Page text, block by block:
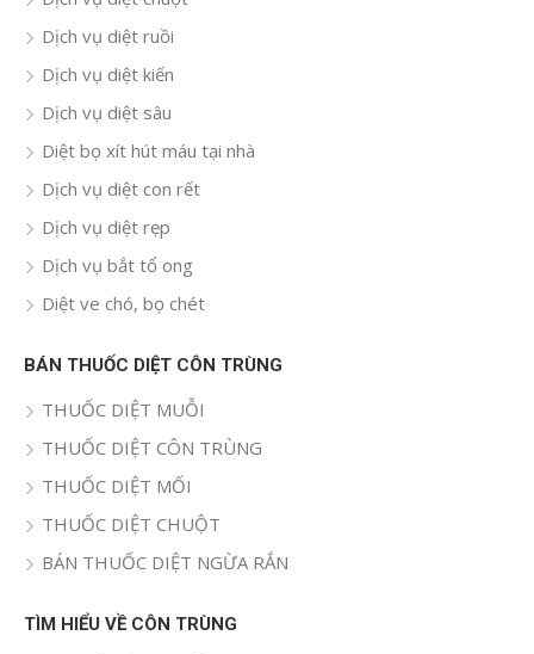
Dịch vụ diệt ruồi
Dịch vụ diệt kiến
Dịch vụ diệt sâu
Diệt bọ xít hút máu tại nhà
Dịch vụ diệt con rết
Dịch vụ diệt rẹp
Dịch vụ bắt tổ ong
Diệt ve chó, bọ chét
BÁN THUỐC DIỆT CÔN TRÙNG
THUỐC DIỆT MUỖI
THUỐC DIỆT CÔN TRÙNG
THUỐC DIỆT MỐI
THUỐC DIỆT CHUỘT
BÁN THUỐC DIỆT NGỪA RẮN
TÌM HIỂU VỀ CÔN TRÙNG